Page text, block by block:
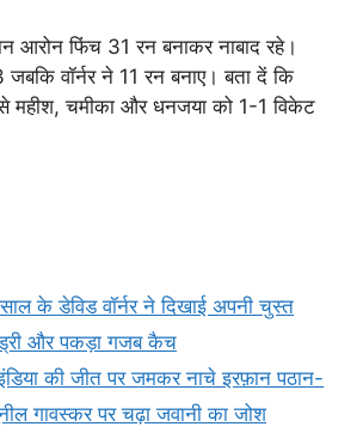
आरोन फिंच 31 रन बनाकर नाबाद रहे।
वॉर्नर ने 11 रन बनाए। बता दें कि
महीश, चमीका और धनजया को 1-1 विकेट
के डेविड वॉर्नर ने दिखाई अपनी चुस्त
और पकड़ा गजब कैच
की जीत पर जमकर नाचे इरफ़ान पठान-
गावस्कर पर चढ़ा जवानी का जोश